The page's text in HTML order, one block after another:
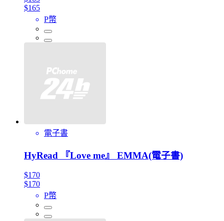
$165
P幣
電子書
HyRead 『Love me』 EMMA(電子書)
$170
$170
P幣